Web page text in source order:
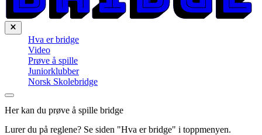
Hva er bridge
Video
Prøve å spille
Juniorklubber
Norsk Skolebridge
Her kan du prøve å spille bridge
Lurer du på reglene? Se siden "Hva er bridge" i toppmenyen.